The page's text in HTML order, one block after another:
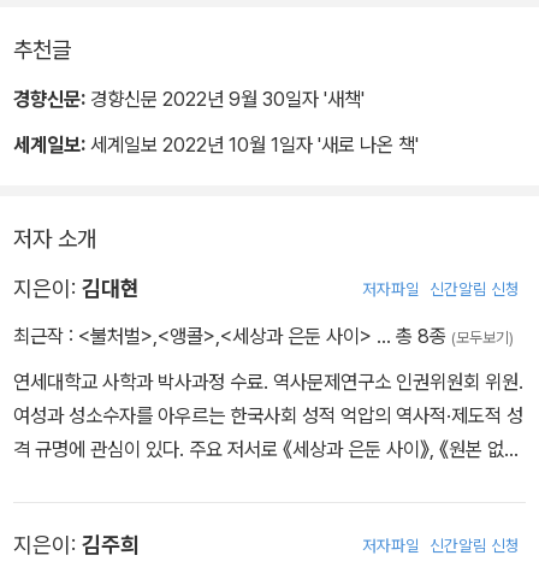
으로 앉아보니 새삼 깨닫는다. 당사자와 절차를 밟으며 간접 경험하
리고 고립감이었다.
- 〈04. 성매매 여성은 왜 ‘성폭력 피해자’가 될 수 없는가〉
추천글
경향신문: 경향신문 2022년 9월 30일자 '새책'
세계일보: 세계일보 2022년 10월 1일자 '새로 나온 책'
저자 소개
지은이: 김대현 저자파일 신간알림 신청
최근작 : <불처벌>,<앵콜>,<세상과 은둔 사이> … 총 8종 (모두보기)
연세대학교 사학과 박사과정 수료. 역사문제연구소 인권위원회 위원.
여성과 성소수자를 아우르는 한국사회 성적 억압의 역사적·제도적 성
격 규명에 관심이 있다. 주요 저서로 《세상과 은둔 사이》, 《원본 없는
지은이: 김주희 저자파일 신간알림 신청